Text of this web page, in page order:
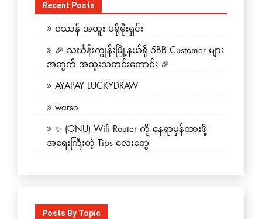
Recent Posts
ဝဿန် အထူး ပရိုမိုးရှင်း
🎉 သင်္ဃန်းကျွန်းမြို့နယ်ရှိ 5BB Customer များ
အတွက် အထူးသတင်းကောင်း 🎉
AYAPAY LUCKYDRAW
warso
✨ (ONU) Wifi Router ကို နေရာမှန်ထားဖို့
အရေးကြီးတဲ့ Tips လေးတွေ
Posts By Topic